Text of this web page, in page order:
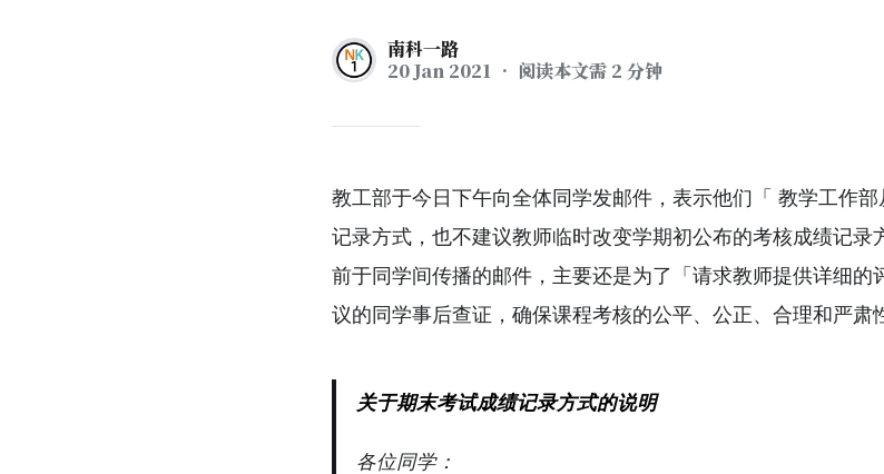
南科一路
20 Jan 2021 • 阅读本文需 2 分钟
教工部于今日下午向全体同学发邮件，表示他们「 教学工作
记录方式，也不建议教师临时改变学期初公布的考核成绩记录
前于同学间传播的邮件，主要还是为了「请求教师提供详细的
议的同学事后查证，确保课程考核的公平、公正、合理和严肃
关于期末考试成绩记录方式的说明
各位同学：